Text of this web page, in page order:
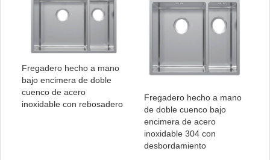
Fregadero hecho a mano
bajo encimera de doble
cuenco de acero
inoxidable con rebosadero
Fregadero hecho a mano
de doble cuenco bajo
encimera de acero
inoxidable 304 con
desbordamiento